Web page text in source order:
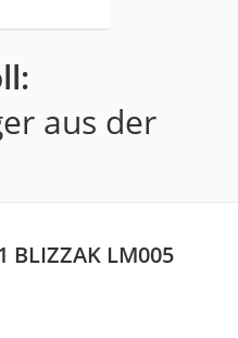
aus der
BLIZZAK LM005